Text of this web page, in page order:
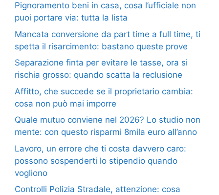
Pignoramento beni in casa, cosa l’ufficiale non
puoi portare via: tutta la lista
Mancata conversione da part time a full time, ti
spetta il risarcimento: bastano queste prove
Separazione finta per evitare le tasse, ora si
rischia grosso: quando scatta la reclusione
Affitto, che succede se il proprietario cambia:
cosa non può mai imporre
Quale mutuo conviene nel 2026? Lo studio non
mente: con questo risparmi 8mila euro all’anno
Lavoro, un errore che ti costa davvero caro:
possono sospenderti lo stipendio quando
vogliono
Controlli Polizia Stradale, attenzione: cosa